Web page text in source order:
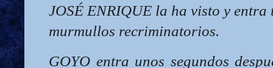
JOSÉ ENRIQUE la ha visto y entra
murmullos recriminatorios.
GOYO entra unos segundos